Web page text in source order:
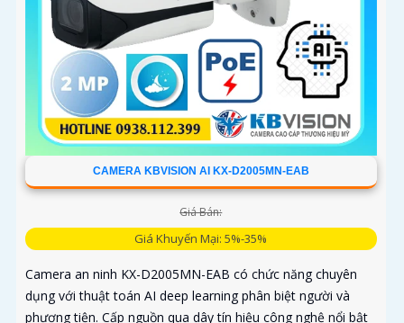
CAMERA KBVISION AI KX-D2005MN-EAB
Giá Bán:
Giá Khuyến Mại: 5%-35%
Camera an ninh KX-D2005MN-EAB có chức năng chuyên
dụng với thuật toán AI deep learning phân biệt người và
phương tiện. Cấp nguồn qua dây tín hiệu công nghệ nổi bật